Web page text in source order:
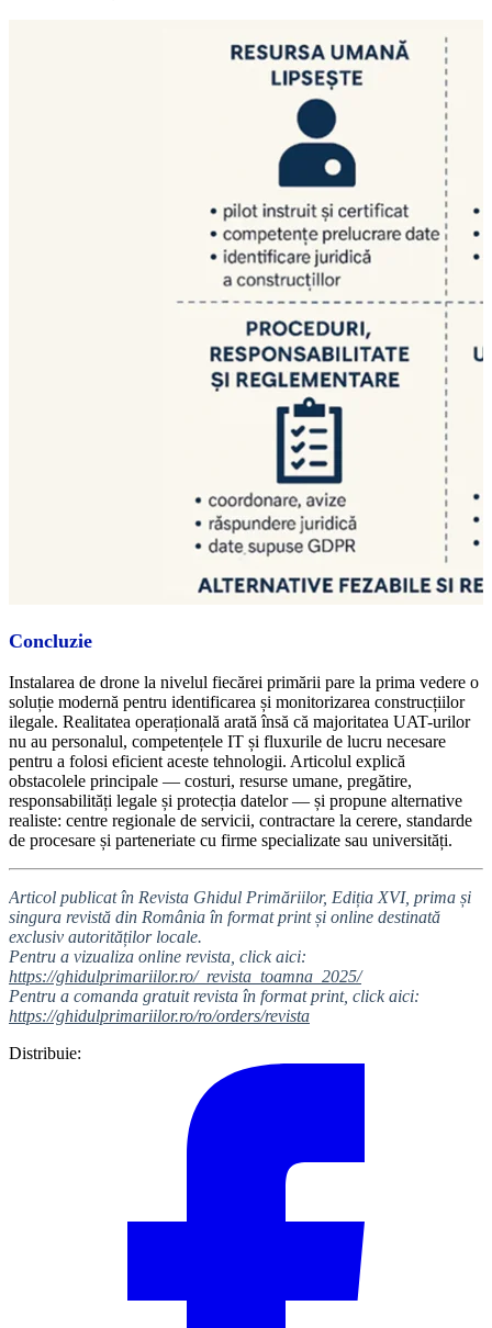
Concluzie
Instalarea de drone la nivelul fiecărei primării pare la prima vedere o
soluție modernă pentru identificarea și monitorizarea construcțiilor
ilegale. Realitatea operațională arată însă că majoritatea UAT-urilor
nu au personalul, competențele IT și fluxurile de lucru necesare
pentru a folosi eficient aceste tehnologii. Articolul explică
obstacolele principale — costuri, resurse umane, pregătire,
responsabilități legale și protecția datelor — și propune alternative
realiste: centre regionale de servicii, contractare la cerere, standarde
de procesare și parteneriate cu firme specializate sau universități.
Articol publicat în Revista Ghidul Primăriilor, Ediția XVI, prima și
singura revistă din România în format print și online destinată
exclusiv autorităților locale.
Pentru a vizualiza online revista, click aici:
https://ghidulprimariilor.ro/_revista_toamna_2025/
Pentru a comanda gratuit revista în format print, click aici:
https://ghidulprimariilor.ro/ro/orders/revista
Distribuie: